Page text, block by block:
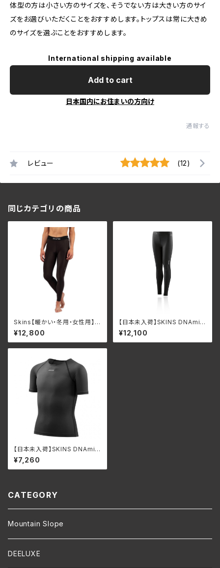
体型の方は小さい方のサイズを、そうでない方は大きい方のサイ
ズをお選びいただくことをおすすめします。トップスは常に大きめ
のサイズを選ぶことをおすすめします。
International shipping available
Add to cart
日本国内にお住まいの方向け
通報する
レビュー (12)
同じカテゴリの商品
Skins【暖かい・冬用・女性用】
スキンズ ウィメンズ ロングタイ
ツ サーマル Skins Women's
DNAmic Force thermal Lon
¥12,800
【日本未入荷】SKINS DNAmic
Force Youth Long Tights ス
キンズ ユース コンプレッション
ロングタイツ ジュニア
¥12,100
【日本未入荷】SKINS DNAmic
Force Youth Short Sleeve
スキンズ ユース コンプレッショ
ン ショートスリーブ ジュニア
¥7,260
CATEGORY
Mountain Slope
DEELUXE